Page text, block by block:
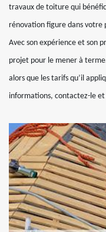
travaux de toiture qui
rénovation figure dans votre
Avec son expérience et son
projet pour le mener à
alors que les tarifs qu’il
informations, contactez-le et